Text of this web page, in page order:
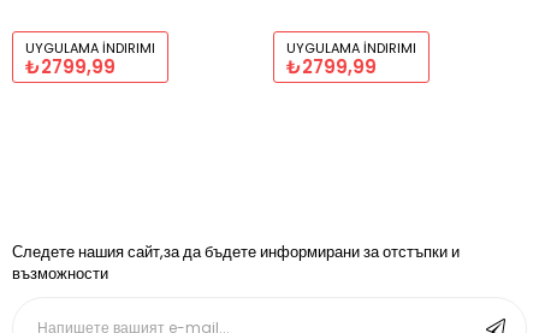
UYGULAMA İNDIRIMI
₺2799,99
UYGULAMA İNDIRIMI
₺2799,99
Следете нашия сайт,за да бъдете информирани за отстъпки и
възможности